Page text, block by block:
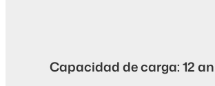
Capacidad de carga: 12